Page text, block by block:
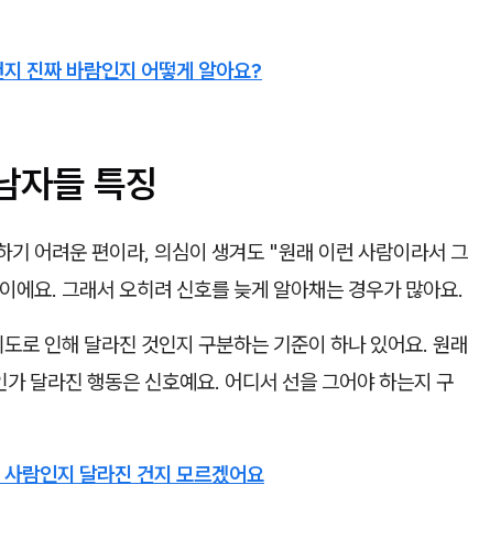
진짜 바람인지 어떻게 알아요?
자들 특징
기 어려운 편이라, 의심이 생겨도 "원래 이런 사람이라서 그
에요. 그래서 오히려 신호를 늦게 알아채는 경우가 많아요.
로 인해 달라진 것인지 구분하는 기준이 하나 있어요. 원래
달라진 행동은 신호예요. 어디서 선을 그어야 하는지 구
람인지 달라진 건지 모르겠어요